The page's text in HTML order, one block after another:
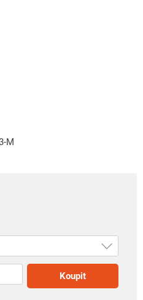
M
Koupit